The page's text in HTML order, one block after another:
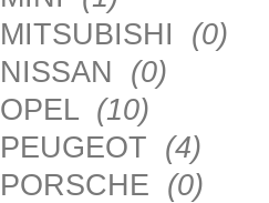
MITSUBISHI (0)
NISSAN (0)
OPEL (10)
PEUGEOT (4)
PORSCHE (0)